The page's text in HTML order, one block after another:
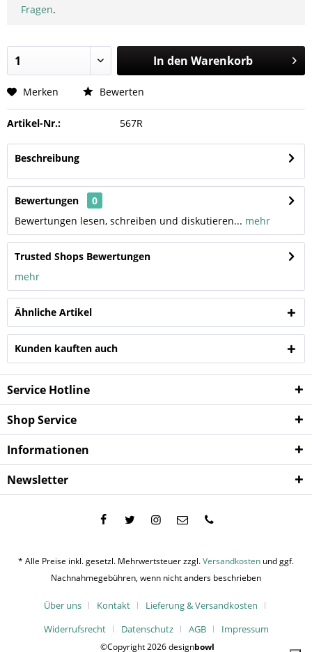
Fragen.
In den Warenkorb
Merken Bewerten
Artikel-Nr.: 567R
Beschreibung
Bewertungen
0
Bewertungen lesen, schreiben und diskutieren... mehr
Trusted Shops Bewertungen
mehr
Ähnliche Artikel
Kunden kauften auch
Service Hotline
Shop Service
Informationen
Newsletter
* Alle Preise inkl. gesetzl. Mehrwertsteuer zzgl.Versandkosten und ggf.
Nachnahmegebühren, wenn nicht anders beschrieben
Über uns Kontakt
Lieferung & Versandkosten
Widerrufsrecht
Datenschutz AGB Impressum
©Copyright 2026 designbowl